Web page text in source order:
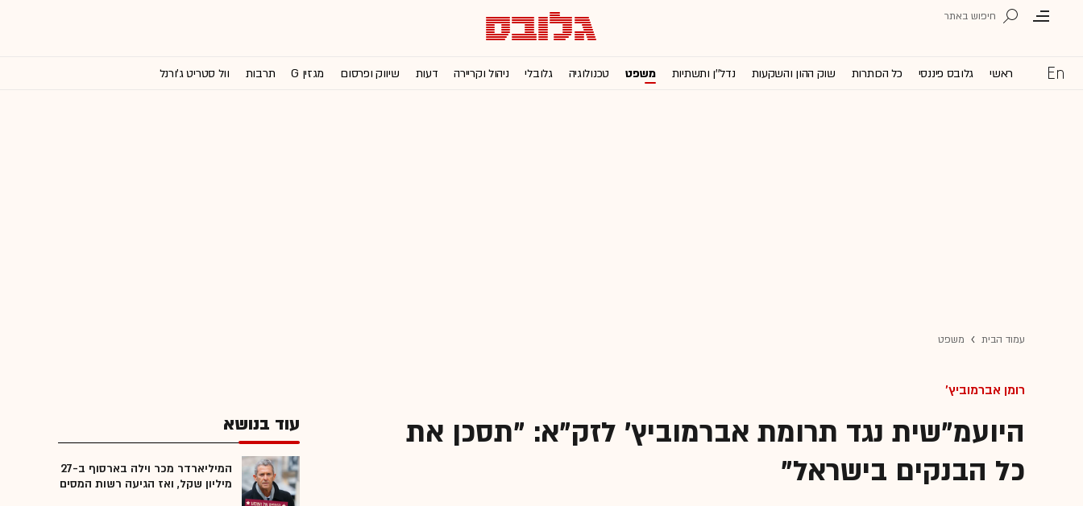
ראשי גלובס פיננסי כל הכותרות שוק ההון והשקעות נדל''ן ותשתיות משפט טכנולוגיה גלובלי ניהול וקריירה דעות שיווק ופרסום מגזין G תרבות וול סטריט ג'ורנל
עמוד הבית משפט
רומן אברמוביץ'
היועמ"שית נגד תרומת אברמוביץ' לזק"א: "תסכן את
כל הבנקים בישראל"
עוד בנושא
המיליארדר מכר וילה בארסוף ב-27
מיליון שקל, ואז הגיעה רשות המסים